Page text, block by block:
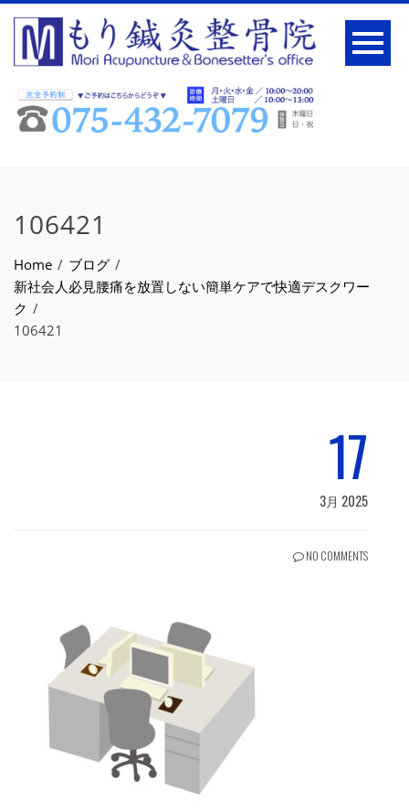
106421
Home
ブログ
新社会人必見腰痛を放置しない簡単ケアで快適デスクワー
ク
106421
17
3月 2025
NO COMMENTS